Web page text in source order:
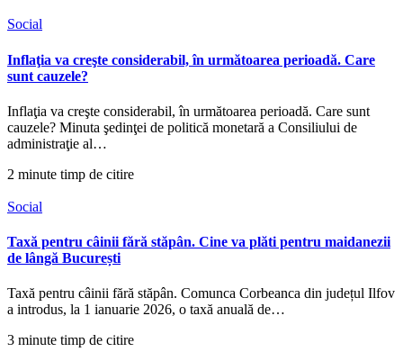
Social
Inflaţia va creşte considerabil, în următoarea perioadă. Care
sunt cauzele?
Inflaţia va creşte considerabil, în următoarea perioadă. Care sunt
cauzele? Minuta şedinţei de politică monetară a Consiliului de
administraţie al…
2 minute timp de citire
Social
Taxă pentru câinii fără stăpân. Cine va plăti pentru maidanezii
de lângă București
Taxă pentru câinii fără stăpân. Comunca Corbeanca din județul Ilfov
a introdus, la 1 ianuarie 2026, o taxă anuală de…
3 minute timp de citire